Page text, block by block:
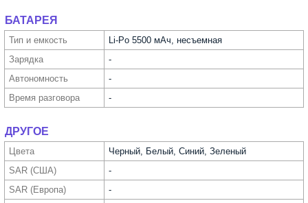
БАТАРЕЯ
Тип и емкость
Li-Po 5500 мАч, несъемная
Зарядка
-
Автоно­мность
-
Время разговора
-
ДРУГОЕ
Цвета
Черный, Белый, Синий, Зеленый
SAR (США)
-
SAR (Европа)
-